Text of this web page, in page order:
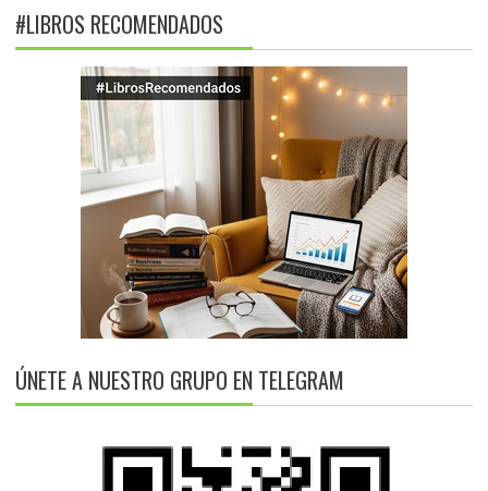
#LIBROS RECOMENDADOS
ÚNETE A NUESTRO GRUPO EN TELEGRAM